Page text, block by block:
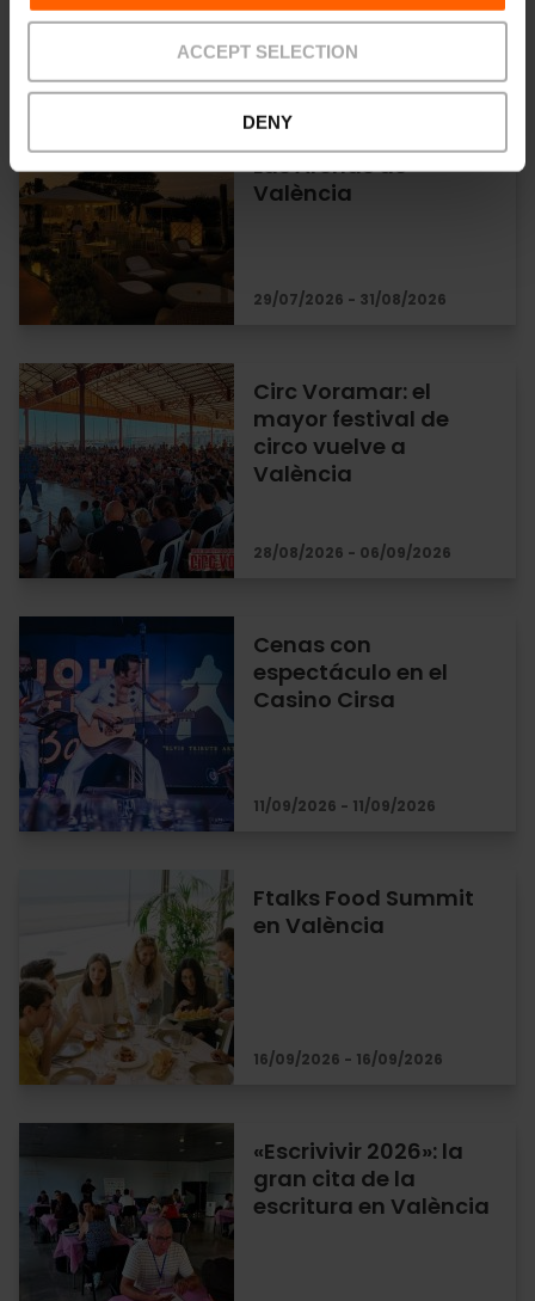
ACCEPT SELECTION
DENY
10/06/2026 - 30/08/2026
Tardeos en el Hotel
Las Arenas de
València
29/07/2026 - 31/08/2026
Circ Voramar: el
mayor festival de
circo vuelve a
València
28/08/2026 - 06/09/2026
Cenas con
espectáculo en el
Casino Cirsa
11/09/2026 - 11/09/2026
Ftalks Food Summit
en València
16/09/2026 - 16/09/2026
«Escrivivir 2026»: la
gran cita de la
escritura en València